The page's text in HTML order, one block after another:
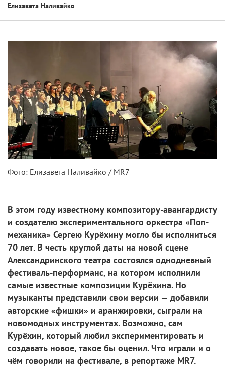
Елизавета Наливайко
Фото: Елизавета Наливайко / MR7
В этом году известному композитору-авангардисту
и создателю экспериментального оркестра «Поп-
механика» Сергею Курёхину могло бы исполниться
70 лет. В честь круглой даты на новой сцене
Александринского театра состоялся однодневный
фестиваль-перформанс, на котором исполнили
самые известные композиции Курёхина. Но
музыканты представили свои версии — добавили
авторские «фишки» и аранжировки, сыграли на
новомодных инструментах. Возможно, сам
Курёхин, который любил экспериментировать и
создавать новое, такое бы оценил. Что играли и о
чём говорили на фестивале, в репортаже MR7.